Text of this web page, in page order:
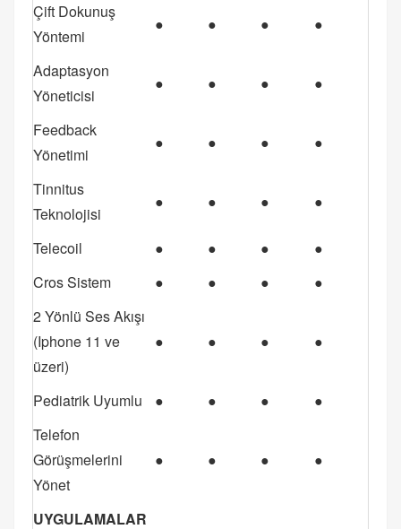
Çift Dokunuş
Yöntemi
● ● ● ●
Adaptasyon
Yöneticisi
● ● ● ●
Feedback
Yönetimi
● ● ● ●
Tinnitus
Teknolojisi
● ● ● ●
Telecoil ● ● ●
●
Cros Sistem
● ● ●
●
2 Yönlü Ses Akışı
(Iphone 11 ve
üzeri)
● ● ● ●
Pediatrik Uyumlu ● ● ●
●
Telefon
Görüşmelerini
Yönet
● ● ● ●
UYGULAMALAR